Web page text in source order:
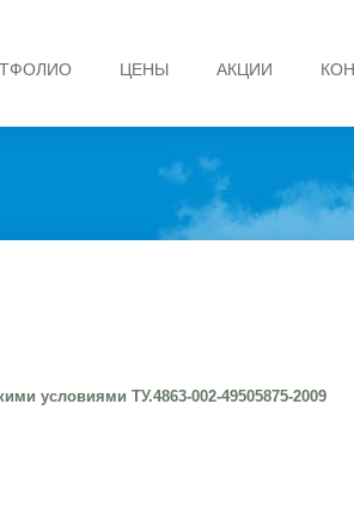
ЦЕНЫ АКЦИИ
условиями ТУ.4863-002-49505875-2009